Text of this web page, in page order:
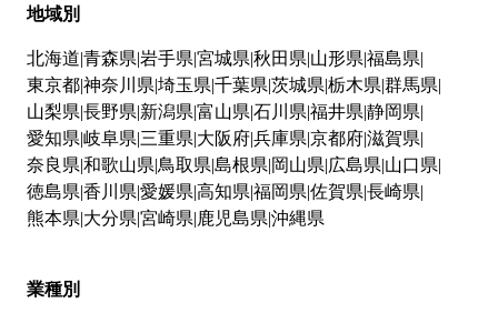
地域別
北海道 青森県 岩手県 宮城県 秋田県 山形県 福島県
東京都神奈川県 埼玉県 千葉県 茨城県 栃木県 群馬県
山梨県 長野県 新潟県 富山県 石川県 福井県 静岡県
愛知県 岐阜県 三重県 大阪府兵庫県 京都府滋賀県
奈良県 和歌山県 鳥取県 島根県 岡山県 広島県 山口県
徳島県 香川県 愛媛県 高知県 福岡県 佐賀県 長崎県
熊本県 大分県 宮崎県 鹿児島県 沖縄県
業種別